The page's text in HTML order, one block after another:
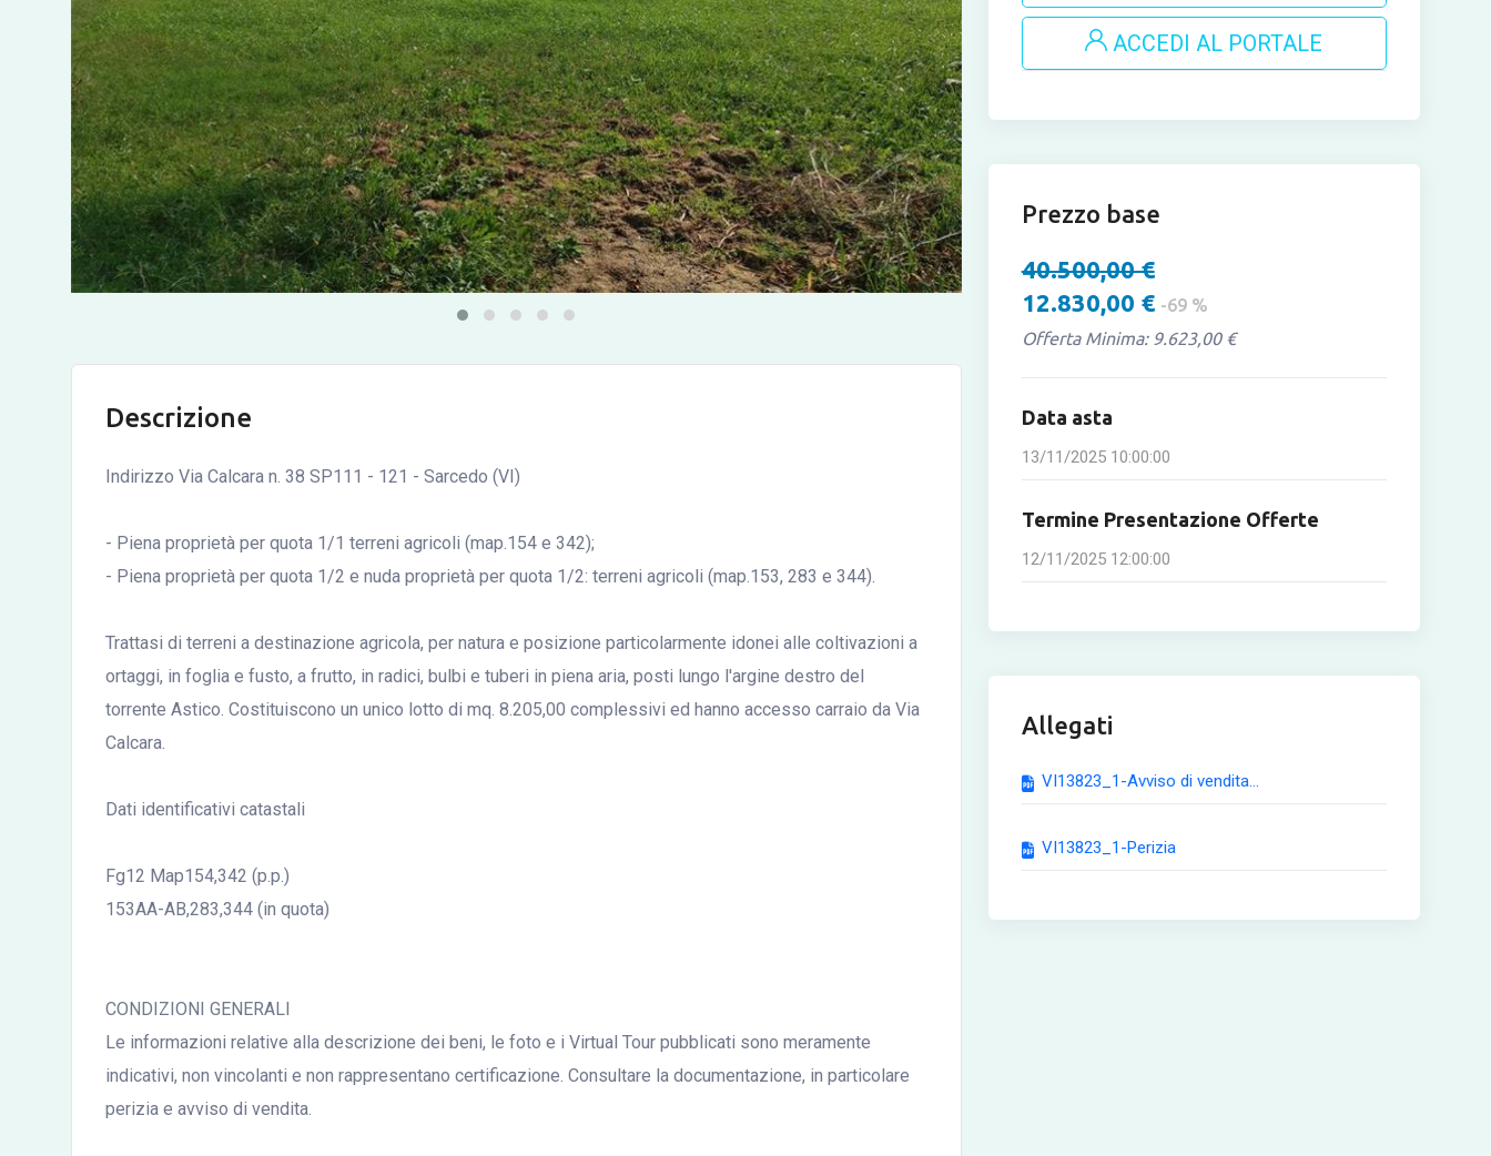
Descrizione
Indirizzo Via Calcara n. 38 SP111 - 121 - Sarcedo (VI)
- Piena proprietà per quota 1/1 terreni agricoli (map.154 e 342);
- Piena proprietà per quota 1/2 e nuda proprietà per quota 1/2: terreni agricoli (map.153, 283 e 344).
Trattasi di terreni a destinazione agricola, per natura e posizione particolarmente idonei alle coltivazioni a
ortaggi, in foglia e fusto, a frutto, in radici, bulbi e tuberi in piena aria, posti lungo l'argine destro del
torrente Astico. Costituiscono un unico lotto di mq. 8.205,00 complessivi ed hanno accesso carraio da Via
Calcara.
Dati identificativi catastali
Fg12 Map154,342 (p.p.)
153AA-AB,283,344 (in quota)
CONDIZIONI GENERALI
Le informazioni relative alla descrizione dei beni, le foto e i Virtual Tour pubblicati sono meramente
indicativi, non vincolanti e non rappresentano certificazione. Consultare la documentazione, in particolare
perizia e avviso di vendita.
ACCEDI AL PORTALE
Prezzo base
40.500,00 €
12.830,00 € -69 %
Offerta Minima: 9.623,00 €
Data asta
13/11/2025 10:00:00
Termine Presentazione Offerte
12/11/2025 12:00:00
Allegati
VI13823_1-Avviso di vendita...
VI13823_1-Perizia